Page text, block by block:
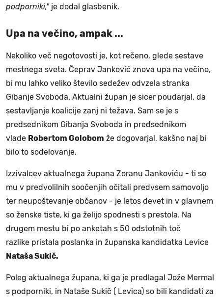
podporniki," je dodal glasbenik.
Upa na večino, ampak ...
Nekoliko več negotovosti je, kot rečeno, glede sestave
mestnega sveta. Čeprav Janković znova upa na večino,
bi mu lahko veliko število sedežev odvzela stranka
Gibanje Svoboda. Aktualni župan je sicer poudarjal, da
sestavljanje koalicije zanj ni težava. Sam se je s
predsednikom Gibanja Svoboda in predsednikom
vlade Robertom Golobom že dogovarjal, kakšno naj bi
bilo to sodelovanje.
Izzivalcev aktualnega župana Zoranu Jankoviću - ti so
mu v predvolilnih soočenjih očitali predvsem samovoljo
ter neupoštevanje občanov - je letos devet in v glavnem
so ženske tiste, ki ga želijo spodnesti s prestola. Na
drugem mestu bi po anketah s 50 odstotnih toč
razlike pristala poslanka in županska kandidatka Levice
Nataša Sukič.
Poleg aktualnega župana, ki ga je predlagal Jože Mermal
s podporniki, in Nataše Sukič ( Levica) so bili kandidati za